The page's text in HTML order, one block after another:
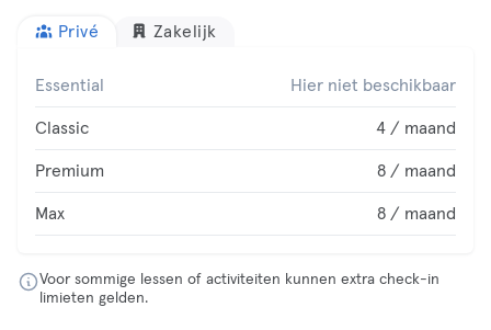
Privé Zakelijk
Essential Hier niet beschikbaar
Classic 4 / maand
Premium 8 / maand
Max 8 / maand
Voor sommige lessen of activiteiten kunnen extra check-in
limieten gelden.